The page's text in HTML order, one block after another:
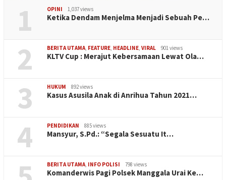
1 OPINI 1,037 views
Ketika Dendam Menjelma Menjadi Sebuah Pe…
2 BERITA UTAMA, FEATURE, HEADLINE, VIRAL 901 views
KLTV Cup : Merajut Kebersamaan Lewat Ola…
3 HUKUM 892 views
Kasus Asusila Anak di Anrihua Tahun 2021…
4 PENDIDIKAN 885 views
Mansyur, S.Pd.: “Segala Sesuatu It…
BERITA UTAMA, INFO POLISI 798 views
Komanderwis Pagi Polsek Manggala Urai Ke…